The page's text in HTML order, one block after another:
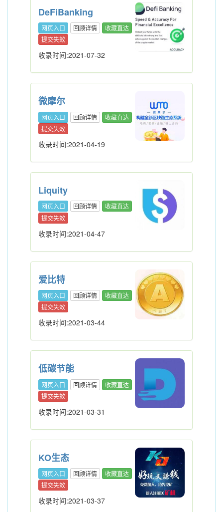
DeFiBanking
网页入口 回顾详情
收藏直达
提交失效
收录时间:2021-07-32
微摩尔
网页入口 回顾详情
收藏直达
提交失效
收录时间:2021-04-19
Liquity
网页入口 回顾详情
收藏直达
提交失效
收录时间:2021-04-47
爱比特
网页入口 回顾详情
收藏直达
提交失效
收录时间:2021-03-44
低碳节能
网页入口 回顾详情
收藏直达
提交失效
收录时间:2021-03-31
KO生态
网页入口 回顾详情
收藏直达
提交失效
收录时间:2021-03-37